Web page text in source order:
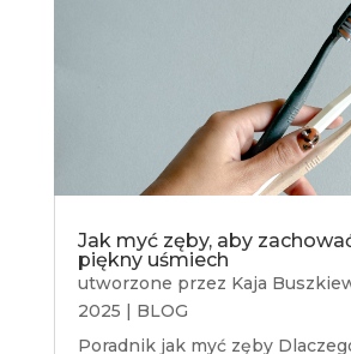
Jak myć zęby, aby
piękny uśmiech
utworzone przez Kaja
2025
BLOG
Poradnik jak myć zęby